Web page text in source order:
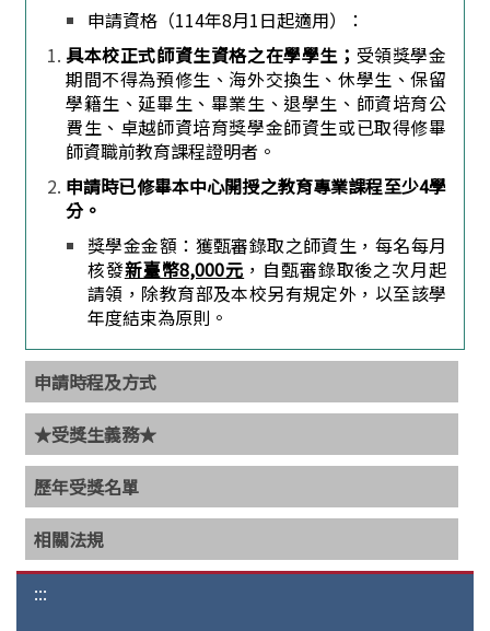
申請資格（114年8月1日起適用）：
具本校正式師資生資格之在學學生； 受領獎學金
期間不得為預修生、海外交換生、休學生、保留
學籍生、延畢生、畢業生、退學生、師資培育公
費生、卓越師資培育獎學金師資生或已取得修畢
師資職前教育課程證明者。
申請時已修畢本中心開授之教育專業課程至少4學
分。
獎學金金額：獲甄審錄取之師資生，每名每月
核發新臺幣8,000元 ，自甄審錄取後之次月起
請領，除教育部及本校另有規定外，以至該學
年度結束為原則。
申請時程及方式
★受獎生義務★
歷年受獎名單
相關法規
:::